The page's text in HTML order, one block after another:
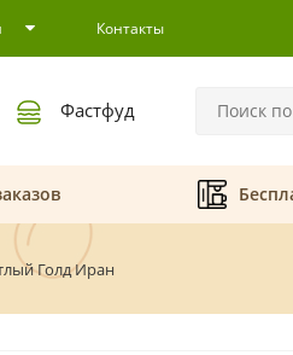
Контакты
Фастфуд
Голд Иран